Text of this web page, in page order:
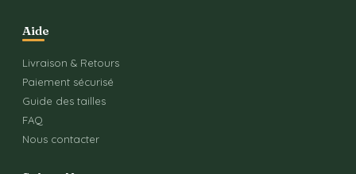
Aide
Livraison & Retours
Paiement sécurisé
Guide des tailles
FAQ
Nous contacter